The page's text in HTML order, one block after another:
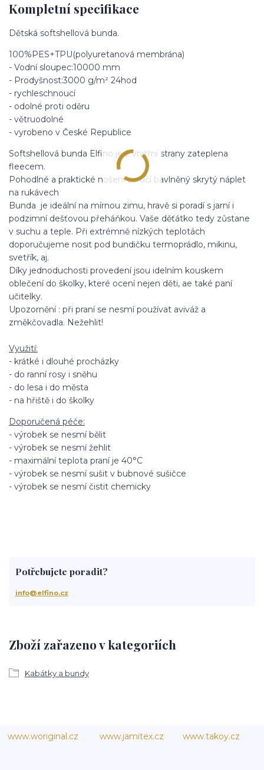
Kompletní specifikace
Dětská softshellová bunda.
100%PES+TPU(polyuretanová membrána)
- Vodní sloupec:10000 mm
- Prodyšnost:3000 g/m² 24hod
- rychleschnoucí
- odolné proti oděru
- větruodolné
- vyrobeno v České Republice
Softshellová bunda Elfino je z vnitřní strany zateplena
fleecem.
Pohodlné a praktické nošení zaručí bavlněný skrytý náplet
na rukávech
Bunda je ideální na mírnou zimu, hravě si poradí s jarní i
podzimní dešťovou přeháňkou. Vaše děťátko tedy zůstane
v suchu a teple. Při extrémně nízkých teplotách
doporučujeme nosit pod bundičku termoprádlo, mikinu,
svetřík, aj.
Díky jednoduchosti provedení jsou idelním kouskem
oblečení do školky, které ocení nejen děti, ae také paní
učitelky.
Upozornění : při praní se nesmí používat aviváž a
změkčovadla. Nežehlit!
Využití:
- krátké i dlouhé procházky
- do ranní rosy i sněhu
- do lesa i do města
- na hřiště i do školky
Doporučená péče:
- výrobek se nesmí bělit
- výrobek se nesmí žehlit
- maximální teplota praní je 40°C
- výrobek se nesmí sušit v bubnové sušičce
- výrobek se nesmí čistit chemicky
Zboží zařazeno v kategoriích
Kabátky a bundy
Potřebujete poradit?
info@elfino.cz
www.woriginal.cz www.jamitex.cz www.takoy.cz